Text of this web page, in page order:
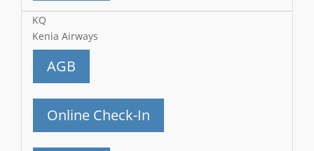
KQ
Kenia Airways
AGB
Online Check-In